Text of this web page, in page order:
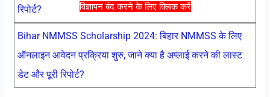
विज्ञापन बंद करने के लिए क्लिक करें
रिपोर्ट?
Bihar NMMSS Scholarship 2024: बिहार NMMSS के लिए
ऑनलाइन आवेदन प्रक्रिया शुरु, जाने क्या है अप्लाई करने की लास्ट
डेट और पूरी रिपोर्ट?